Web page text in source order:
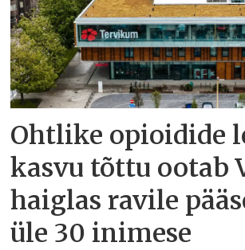
Ohtlike opioidide
kasvu tõttu ootab
haiglas ravile
üle 30 inimese